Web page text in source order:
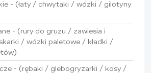
- (łaty / chwytaki / wózki / gilotyny
- (rury do gruzu / zawiesia i
/ wózki paletowe / kładki /
- (rębaki / glebogryzarki / kosy /